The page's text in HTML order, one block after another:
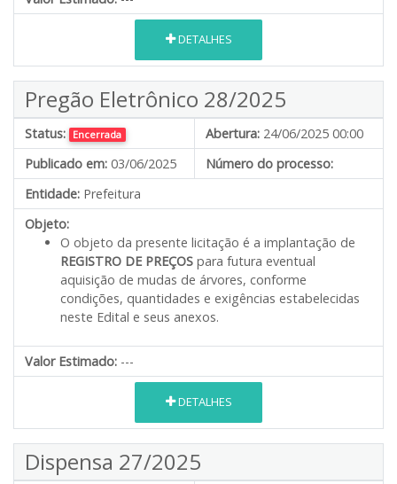
DETALHES
Pregão Eletrônico 28/2025
Status: Encerrada Abertura: 24/06/2025 00:00
Publicado em: 03/06/2025
Número do processo:
Entidade: Prefeitura
Objeto:
O objeto da presente licitação é a implantação de
REGISTRO DE PREÇOS para futura eventual
aquisição de mudas de árvores, conforme
condições, quantidades e exigências estabelecidas
neste Edital e seus anexos.
Valor Estimado: ---
DETALHES
Dispensa 27/2025